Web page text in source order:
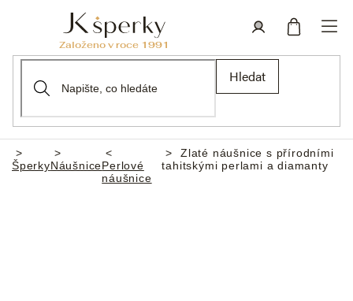
Hledat
Domů
ŠperkyNáušnicePerlové
náušnice
Zlaté náušnice s přírodními
tahitskými perlami a diamanty